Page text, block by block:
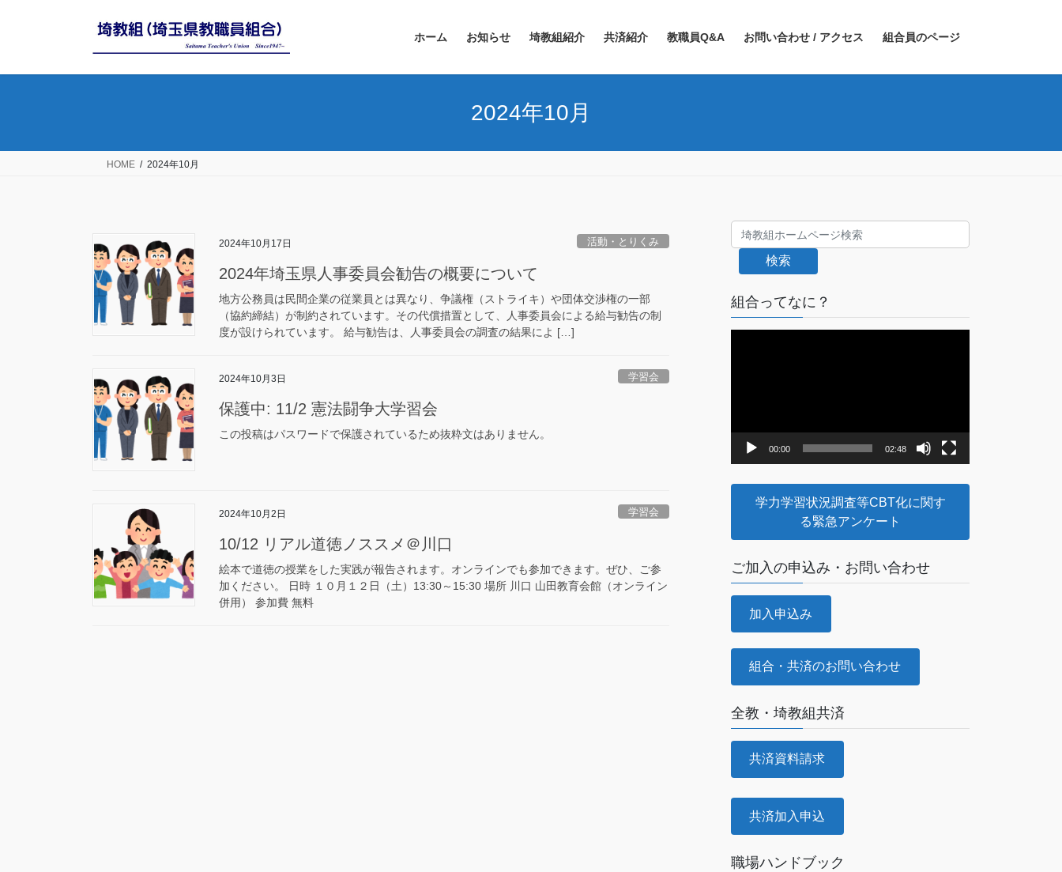
ホーム お知らせ 埼教組紹介 共済紹介 教職員Q&A お問い合わせ / アクセス 組合員のページ
2024年10月
HOME 2024年10月
2024年10月17日 活動・とりくみ
2024年埼玉県人事委員会勧告の概要について
地方公務員は民間企業の従業員とは異なり、争議権（ストライキ）や団体交渉権の一部
（協約締結）が制約されています。その代償措置として、人事委員会による給与勧告の制
度が設けられています。 給与勧告は、人事委員会の調査の結果によ […]
2024年10月3日 学習会
保護中: 11/2 憲法闘争大学習会
この投稿はパスワードで保護されているため抜粋文はありません。
2024年10月2日 学習会
10/12 リアル道徳ノススメ＠川口
絵本で道徳の授業をした実践が報告されます。オンラインでも参加できます。ぜひ、ご参
加ください。 日時 １０月１２日（土）13:30～15:30 場所 川口 山田教育会館（オンライン
併用） 参加費 無料
検索
組合ってなに？
ヤ
00:00 02:48
学力学習状況調査等CBT化に関す
る緊急アンケート
ご加入の申込み・お問い合わせ
加入申込み
組合・共済のお問い合わせ
全教・埼教組共済
共済資料請求
共済加入申込
職場ハンドブック